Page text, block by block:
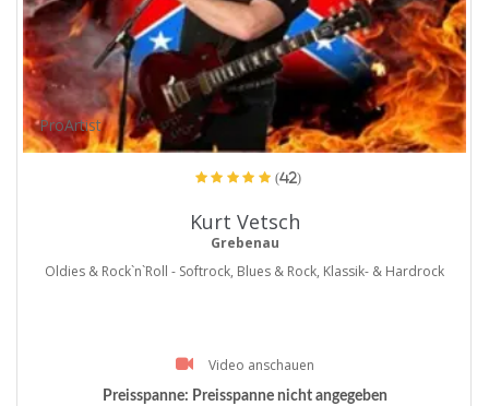
ProArtist
(42)
Kurt Vetsch
Grebenau
Oldies & Rock`n`Roll - Softrock, Blues & Rock, Klassik- & Hardrock
Video anschauen
Preisspanne: Preisspanne nicht angegeben